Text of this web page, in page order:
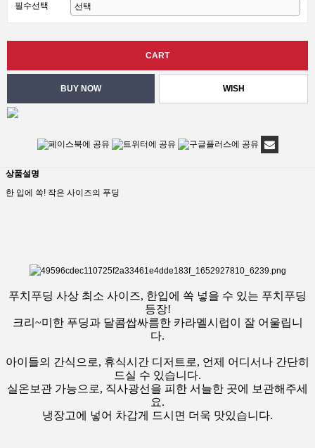
필수선택
WISH
상품설명
한 입에 쏙! 작은 사이즈의 푸딩
푸치푸딩 사상 최소 사이즈, 한입에 쏙 넣을 수 있는 푸치푸딩
등장!
크리~미한 푸딩과 달콤쌉싸름한 카라멜시럽이 잘 어울립니
다.
아이들의 간식으로, 휴식시간 디저트로, 언제 어디서나 간단히
드실 수 있습니다.
실온보관 가능으로, 직사광선을 피한 서늘한 곳에 보관해주세
요.
냉장고에 넣어 차갑게 드시면 더욱 맛있습니다.